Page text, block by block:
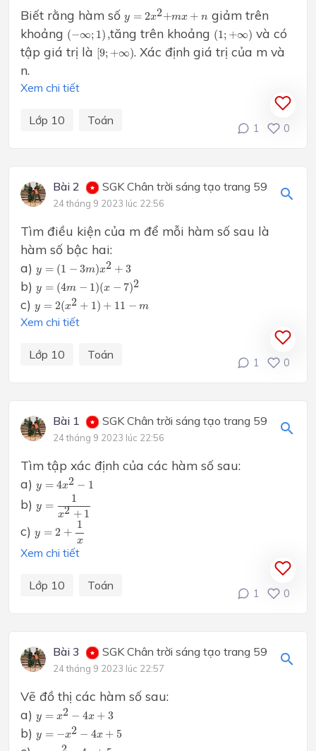
Biết rằng hàm số y = 2x2+mx + n
2+
giảm trên
khoảng (−∞; 1) ,
( ∞;1 ), tăng trên khoảng (1; +∞)
(1; + ∞)
và có
tập giá trị là [9; +∞)
[9 + ∞) . Xác định giá trị của m và
n.
Xem chi tiết
Lớp 10 Toán
1 0
Bài 2 SGK Chân trời sáng tạo trang 59
24 tháng 9 2023 lúc 22:56
Tìm điều kiện của m để mỗi hàm số sau là
hàm số bậc hai:
a) y = (1 − 3m)x2 + 3
1 m 2 +3
b) y = (4m − 1)(x − 7)2
y 4 x−
c) y = 2(x2 + 1) + 11 − m
y x + +11
Xem chi tiết
Lớp 10 Toán
1 0
Bài 1 SGK Chân trời sáng tạo trang 59
24 tháng 9 2023 lúc 22:56
Tìm tập xác định của các hàm số sau:
a) y = 4x2 − 1
4 x 2−
b) y =
1
x2 + 1
y +
c) y = 2 +
1
x
+1
Xem chi tiết
Lớp 10 Toán
1 0
Bài 3 SGK Chân trời sáng tạo trang 59
24 tháng 9 2023 lúc 22:57
Vẽ đồ thị các hàm số sau:
a) y = x2 − 4x + 3
−4
b) y = −x2 − 4x + 5
y −
y −